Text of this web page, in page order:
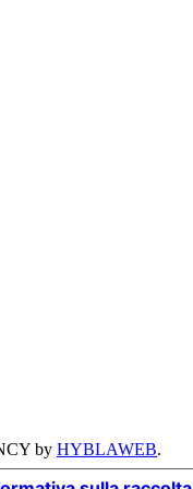
by HYBLAWEB.